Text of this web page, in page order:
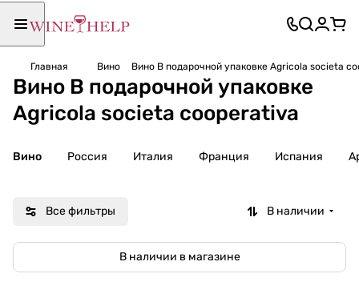
Главная Вино Вино В подарочной упаковке Аgricola societa
Вино В подарочной упаковке
Аgricola societa cooperativa
Вино Россия Италия Франция Испания
Все фильтры В наличии
В наличии в магазине